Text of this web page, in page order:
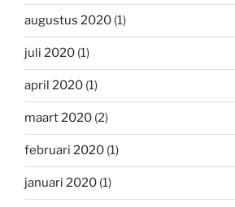
augustus 2020 (1)
juli 2020 (1)
april 2020 (1)
maart 2020 (2)
februari 2020 (1)
januari 2020 (1)